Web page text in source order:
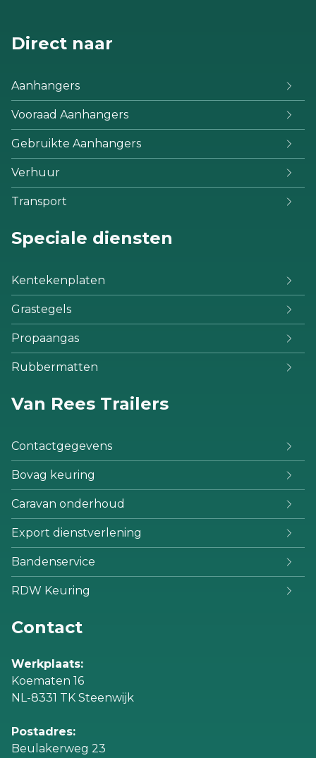
Direct naar
Aanhangers
Vooraad Aanhangers
Gebruikte Aanhangers
Verhuur
Transport
Speciale diensten
Kentekenplaten
Grastegels
Propaangas
Rubbermatten
Van Rees Trailers
Contactgegevens
Bovag keuring
Caravan onderhoud
Export dienstverlening
Bandenservice
RDW Keuring
Contact
Werkplaats:
Koematen 16
NL-8331 TK Steenwijk
Postadres:
Beulakerweg 23